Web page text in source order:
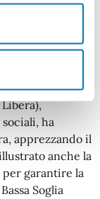
per un
gestione
città, ma
ha deciso di
ha
apprezzando il
anche la
per garantire la
Soglia